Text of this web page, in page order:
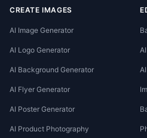
CREATE IMAGES
AI Image Generator
AI Logo Generator
AI Background Generator
AI Flyer Generator
AI Poster Generator
AI Product Photography